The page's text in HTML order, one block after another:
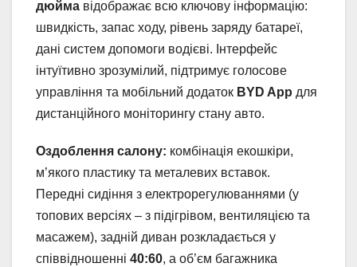
дюйма відображає всю ключову інформацію:
швидкість, запас ходу, рівень заряду батареї,
дані систем допомоги водієві. Інтерфейс
інтуїтивно зрозумілий, підтримує голосове
управління та мобільний додаток BYD App для
дистанційного моніторингу стану авто.
Оздоблення салону: комбінація екошкіри,
м’якого пластику та металевих вставок.
Передні сидіння з електрорегулюваннями (у
топових версіях – з підігрівом, вентиляцією та
масажем), задній диван розкладається у
співвідношенні 40:60, а об’єм багажника